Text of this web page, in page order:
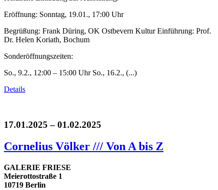
Eröffnung: Sonntag, 19.01., 17:00 Uhr
Begrüßung: Frank Düring, OK Ostbevern Kultur Einführung: Prof.
Dr. Helen Koriath, Bochum
Sonderöffnungszeiten:
So., 9.2., 12:00 – 15:00 Uhr So., 16.2., (...)
Details
17.01.2025 – 01.02.2025
Cornelius Völker /// Von A bis Z
GALERIE FRIESE
Meierottostraße 1
10719 Berlin